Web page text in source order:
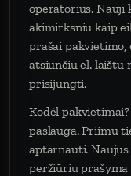
operatorius. Nauji
akimirksniu kaip
prašai
atsiunčiu el. laištu
prisijungti.
Kodėl
paslauga. Priimu
aptarnauti.
peržiūriu